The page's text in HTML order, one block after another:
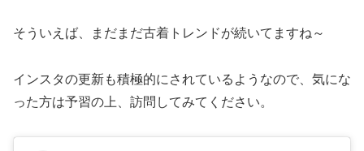
そういえば、まだまだ古着トレンドが続いてますね～
インスタの更新も積極的にされているようなので、気にな
った方は予習の上、訪問してみてください。